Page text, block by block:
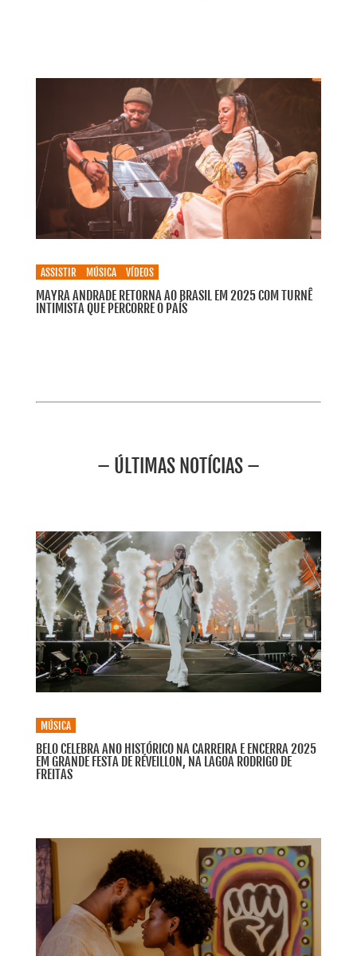
ASSISTIR MÚSICA VÍDEOS
MAYRA ANDRADE RETORNA AO BRASIL EM 2025 COM TURNÊ
INTIMISTA QUE PERCORRE O PAÍS
– ÚLTIMAS NOTÍCIAS –
MÚSICA
BELO CELEBRA ANO HISTÓRICO NA CARREIRA E ENCERRA 2025
EM GRANDE FESTA DE RÉVEILLON, NA LAGOA RODRIGO DE
FREITAS